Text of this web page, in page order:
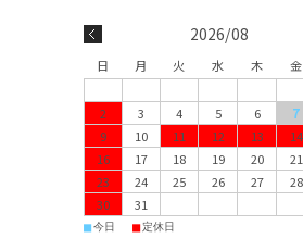
2026/08
日 月 火 水 木 金
2
3 4 5 6 7
9
10 11 12 13 14
16
17 18 19 20 21
23
24 25 26 27 28
30
31
■今日 ■定休日